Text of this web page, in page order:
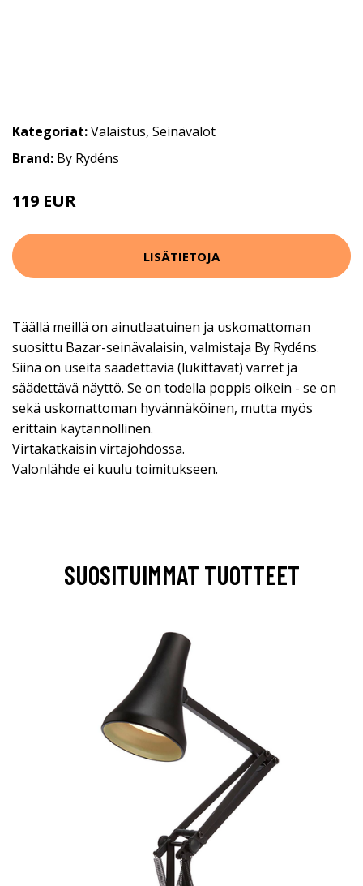
Kategoriat:Valaistus, Seinävalot
Brand: By Rydéns
119 EUR
LISÄTIETOJA
Täällä meillä on ainutlaatuinen ja uskomattoman
suosittu Bazar-seinävalaisin, valmistaja By Rydéns.
Siinä on useita säädettäviä (lukittavat) varret ja
säädettävä näyttö. Se on todella poppis oikein - se on
sekä uskomattoman hyvännäköinen, mutta myös
erittäin käytännöllinen.
Virtakatkaisin virtajohdossa.
Valonlähde ei kuulu toimitukseen.
SUOSITUIMMAT TUOTTEET